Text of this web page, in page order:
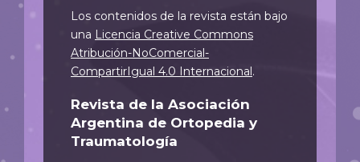
Los contenidos de la revista están bajo
una Licencia Creative Commons
Atribución-NoComercial-
CompartirIgual 4.0 Internacional.
Revista de la Asociación
Argentina de Ortopedia y
Traumatología